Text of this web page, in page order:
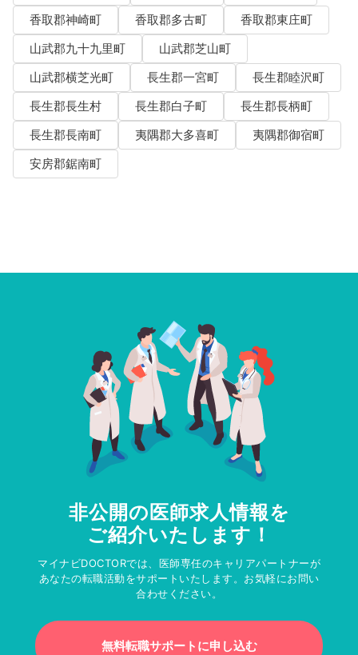
香取郡神崎町
香取郡多古町
香取郡東庄町
山武郡九十九里町
山武郡芝山町
山武郡横芝光町
長生郡一宮町
長生郡睦沢町
長生郡長生村
長生郡白子町
長生郡長柄町
長生郡長南町
夷隅郡大多喜町
夷隅郡御宿町
安房郡鋸南町
非公開の医師求人情報を
ご紹介いたします！
マイナビDOCTORでは、医師専任のキャリアパートナーが
あなたの転職活動をサポートいたします。お気軽にお問い
合わせください。
無料転職サポートに申し込む